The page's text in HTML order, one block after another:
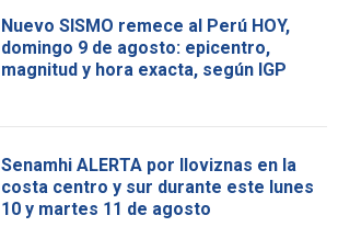
Nuevo SISMO remece al Perú HOY,
domingo 9 de agosto: epicentro,
magnitud y hora exacta, según IGP
Senamhi ALERTA por lloviznas en la
costa centro y sur durante este lunes
10 y martes 11 de agosto